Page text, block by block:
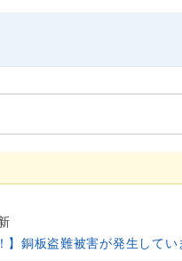
】銅板盗難被害が発生してい